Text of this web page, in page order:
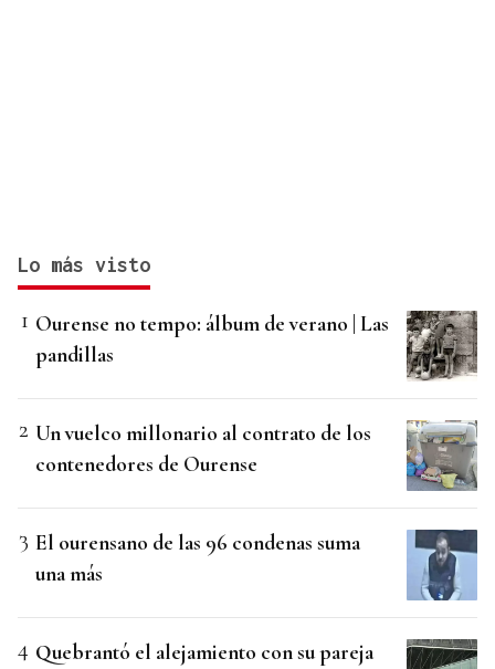
Lo más visto
Ourense no tempo: álbum de verano | Las
pandillas
Un vuelco millonario al contrato de los
contenedores de Ourense
El ourensano de las 96 condenas suma
una más
Quebrantó el alejamiento con su pareja